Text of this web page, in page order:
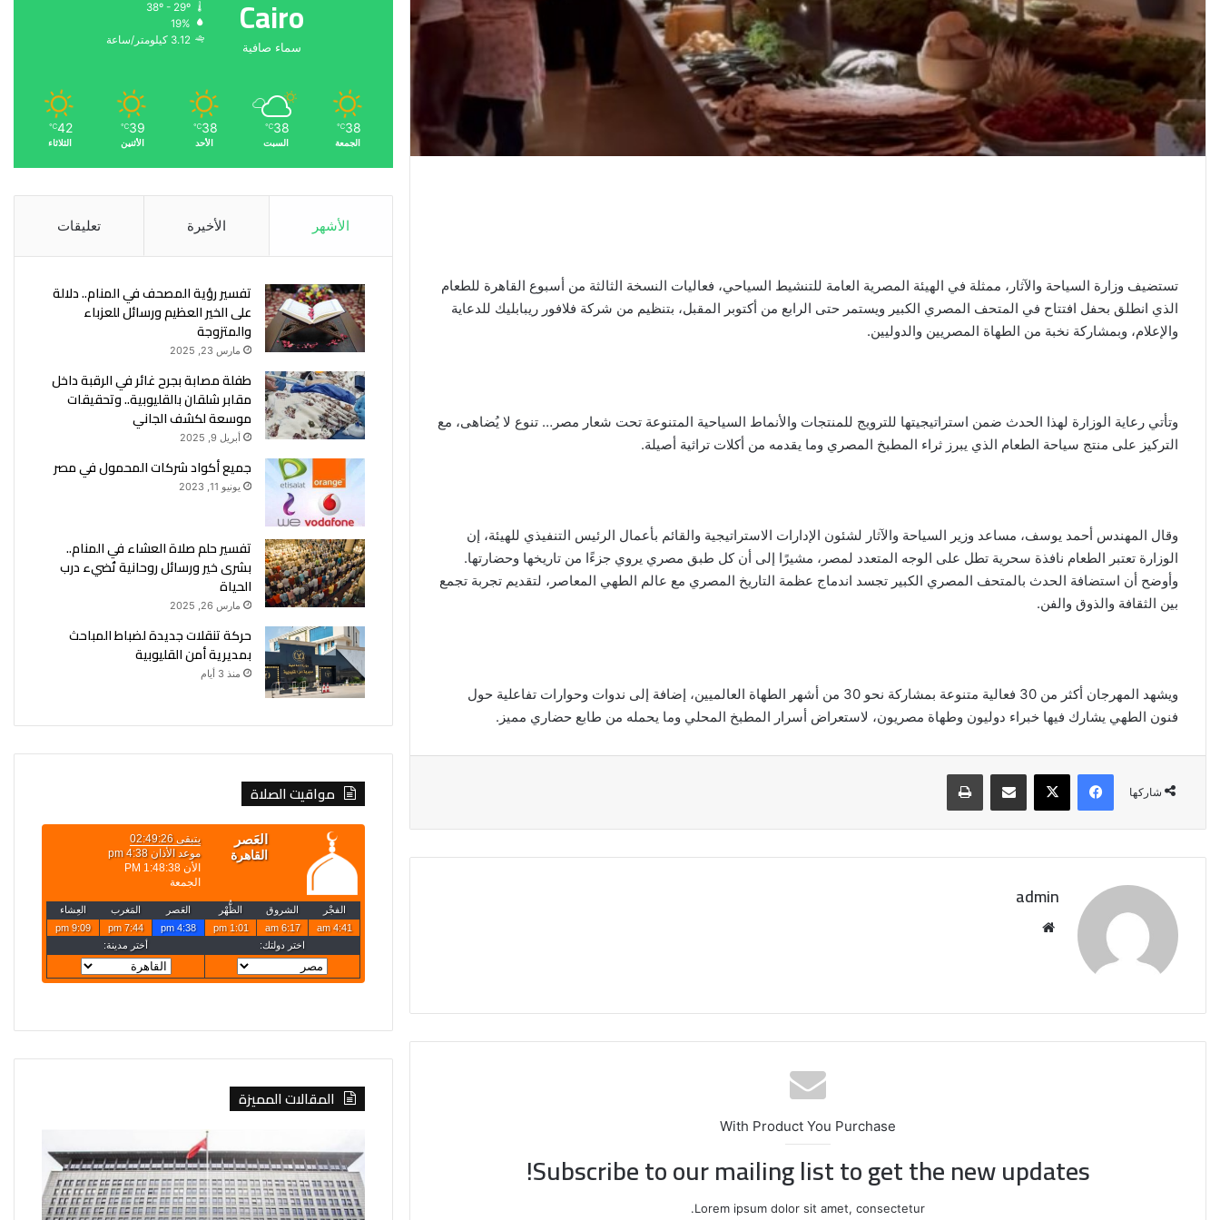
تستضيف وزارة السياحة والآثار، ممثلة في الهيئة المصرية العامة للتنشيط السياحي، فعاليات النسخة الثالثة من أسبوع القاهرة للطعام
الذي انطلق بحفل افتتاح في المتحف المصري الكبير ويستمر حتى الرابع من أكتوبر المقبل، بتنظيم من شركة فلافور ريبابليك للدعاية
والإعلام، وبمشاركة نخبة من الطهاة المصريين والدوليين.
وتأتي رعاية الوزارة لهذا الحدث ضمن استراتيجيتها للترويج للمنتجات والأنماط السياحية المتنوعة تحت شعار مصر… تنوع لا يُضاهى، مع
التركيز على منتج سياحة الطعام الذي يبرز ثراء المطبخ المصري وما يقدمه من أكلات تراثية أصيلة.
وقال المهندس أحمد يوسف، مساعد وزير السياحة والآثار لشئون الإدارات الاستراتيجية والقائم بأعمال الرئيس التنفيذي للهيئة، إن
الوزارة تعتبر الطعام نافذة سحرية تطل على الوجه المتعدد لمصر، مشيرًا إلى أن كل طبق مصري يروي جزءًا من تاريخها وحضارتها.
وأوضح أن استضافة الحدث بالمتحف المصري الكبير تجسد اندماج عظمة التاريخ المصري مع عالم الطهي المعاصر، لتقديم تجربة تجمع
بين الثقافة والذوق والفن.
ويشهد المهرجان أكثر من 30 فعالية متنوعة بمشاركة نحو 30 من أشهر الطهاة العالميين، إضافة إلى ندوات وحوارات تفاعلية حول
فنون الطهي يشارك فيها خبراء دوليون وطهاة مصريون، لاستعراض أسرار المطبخ المحلي وما يحمله من طابع حضاري مميز.
شاركها
فيسبوك ‫X مشاركة عبر البريد طباعة
admin
With Product You Purchase
Subscribe to our mailing list to get the new updates!
Lorem ipsum dolor sit amet, consectetur.
Cairo
سماء صافية
38º - 29º
19%
3.12 كيلومتر/ساعة
38
℃
الجمعة
38
℃
السبت
38
℃
الأحد
39
℃
الأثنين
42
℃
الثلاثاء
الأشهر الأخيرة تعليقات
تفسير رؤية المصحف في المنام.. دلالة
على الخير العظيم ورسائل للعزباء
والمتزوجة
مارس 23, 2025
طفلة مصابة بجرح غائر في الرقبة داخل
مقابر شلقان بالقليوبية.. وتحقيقات
موسعة لكشف الجاني
أبريل 9, 2025
جميع أكواد شركات المحمول في مصر
يونيو 11, 2023
تفسير حلم صلاة العشاء في المنام..
بشرى خير ورسائل روحانية تُضيء درب
الحياة
مارس 26, 2025
حركة تنقلات جديدة لضباط المباحث
بمديرية أمن القليوبية
منذ 3 أيام
مواقيت الصلاة
المقالات المميزة
محادثات
تدعو
تفرض
إجراءات
مضادة
على
4
سفن